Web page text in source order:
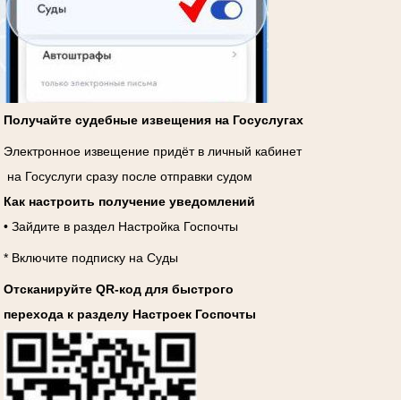
Получайте судебные извещения на Госуслугах
Электронное извещение придёт в личный кабинет
на Госуслуги сразу после отправки судом
Как настроить получение уведомлений
• Зайдите в раздел Настройка Госпочты
* Включите подписку на Суды
Отсканируйте QR-код для быстрого
перехода к разделу Настроек Госпочты